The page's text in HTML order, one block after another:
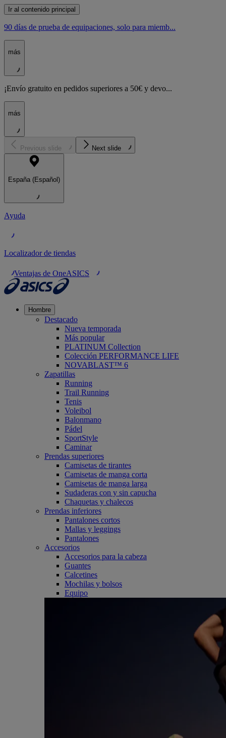
Ir al contenido principal
90 días de prueba de equipaciones, solo para miemb...
más
¡Envío gratuito en pedidos superiores a 50€ y devo...
más
Previous slide Next slide
España (Español)
Ayuda
Localizador de tiendas
Ventajas de OneASICS
Hombre
Destacado
Nueva temporada
Más popular
PLATINUM Collection
Colección PERFORMANCE LIFE
NOVABLAST™ 6
Zapatillas
Running
Trail Running
Tenis
Voleibol
Balonmano
Pádel
SportStyle
Caminar
Prendas superiores
Camisetas de tirantes
Camisetas de manga corta
Camisetas de manga larga
Sudaderas con y sin capucha
Chaquetas y chalecos
Prendas inferiores
Pantalones cortos
Mallas y leggings
Pantalones
Accesorios
Accesorios para la cabeza
Guantes
Calcetines
Mochilas y bolsos
Equipo